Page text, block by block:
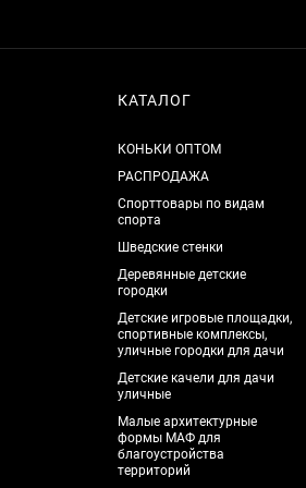
КАТАЛОГ
КОНЬКИ ОПТОМ
РАСПРОДАЖА
Спорттовары по видам
спорта
Шведские стенки
Деревянные детские
городки
Детские игровые площадки,
спортивные комплексы,
уличные городки для дачи
Детские качели для дачи
уличные
Малые архитектурные
формы МАФ для
благоустройства
территорий